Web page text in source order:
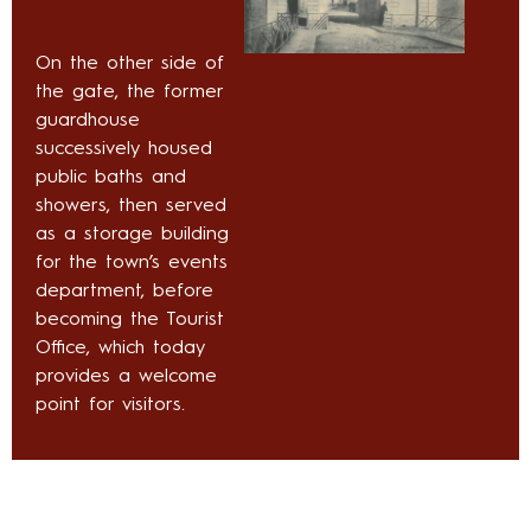
On the other side of
the gate, the former
guardhouse
successively housed
public baths and
showers, then served
as a storage building
for the town’s events
department, before
becoming the Tourist
Office, which today
provides a welcome
point for visitors.